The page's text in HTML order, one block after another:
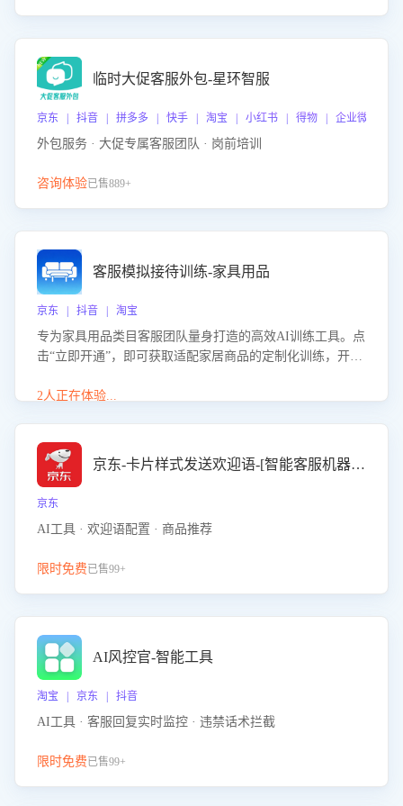
临时大促客服外包-星环智服
京东 | 抖音 | 拼多多 | 快手 | 淘宝 | 小红书 | 得物 | 企业微信
外包服务 · 大促专属客服团队 · 岗前培训
咨询体验已售889+
客服模拟接待训练-家具用品
京东 | 抖音 | 淘宝
专为家具用品类目客服团队量身打造的高效AI训练工具。点
击“立即开通”，即可获取适配家居商品的定制化训练，开启
能、尺寸参数咨询等高频场景下的专业应对能力。
2人正在体验...
京东-卡片样式发送欢迎语-[智能客服机器人]
京东
AI工具 · 欢迎语配置 · 商品推荐
限时免费已售99+
AI风控官-智能工具
淘宝 | 京东 | 抖音
AI工具 · 客服回复实时监控 · 违禁话术拦截
限时免费已售99+